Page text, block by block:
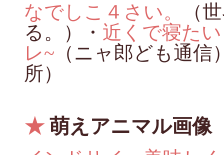
なでしこ４さい。
（
る。）・ 近くで寝たい
レ~ （ニャ郎ども通信
所）
★萌えアニマル画像